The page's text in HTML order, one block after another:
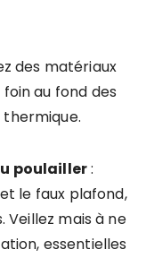
des matériaux
au fond des
poulailler:
le faux plafond,
Veillez mais à ne
essentielles